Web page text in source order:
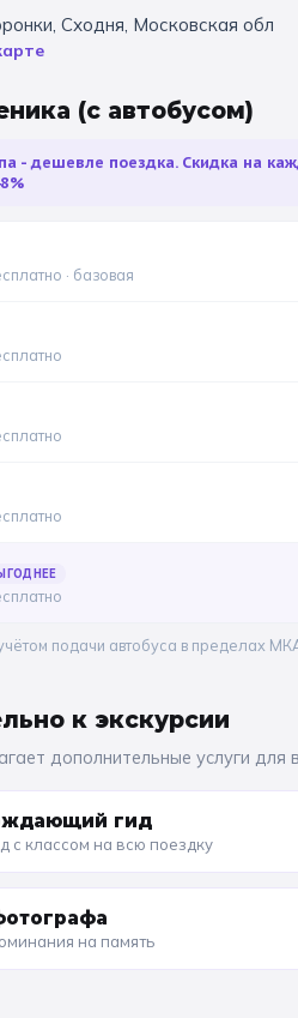
Сходня, Московская обл
(с автобусом)
- дешевле поездка. Скидка на
· базовая
подачи автобуса в пределах
к экскурсии
дополнительные услуги
гид
с классом на всю поездку
на память